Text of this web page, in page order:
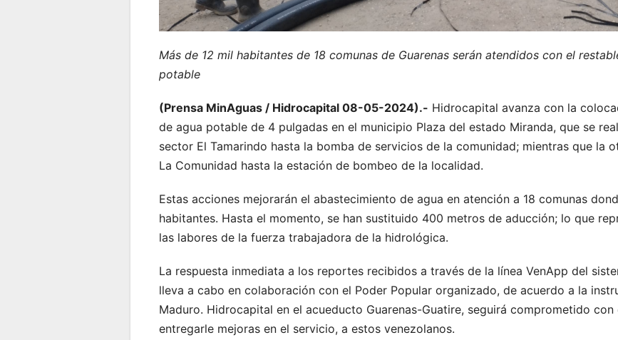
Más de 12 mil habitantes de 18 comunas de Guarenas serán atendidos con el
potable
(Prensa MinAguas / Hidrocapital 08-05-2024).- Hidrocapital avanza con la
de agua potable de 4 pulgadas en el municipio Plaza del estado Miranda, que se
sector El Tamarindo hasta la bomba de servicios de la comunidad; mientras que la
La Comunidad hasta la estación de bombeo de la localidad.
Estas acciones mejorarán el abastecimiento de agua en atención a 18 comunas
habitantes. Hasta el momento, se han sustituido 400 metros de aducción; lo que
las labores de la fuerza trabajadora de la hidrológica.
La respuesta inmediata a los reportes recibidos a través de la línea VenApp del
lleva a cabo en colaboración con el Poder Popular organizado, de acuerdo a la
Maduro. Hidrocapital en el acueducto Guarenas-Guatire, seguirá comprometido
entregarle mejoras en el servicio, a estos venezolanos.